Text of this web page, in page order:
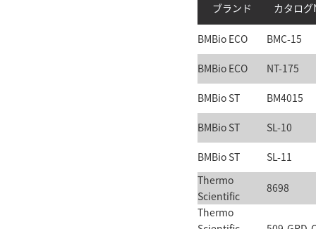
ブランド カタログ
BMBio ECO BMC-15
BMBio ECO NT-175
BMBio ST BM4015
BMBio ST SL-10
BMBio ST
SL-11
Thermo
Scientific
8698
Thermo